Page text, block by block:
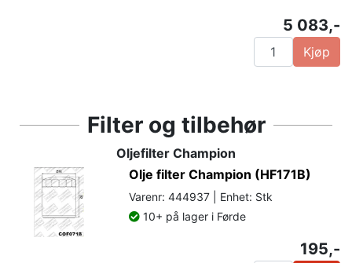
5 083,-
Kjøp
Filter og tilbehør
Oljefilter Champion
Olje filter Champion (HF171B)
Varenr: 444937 | Enhet: Stk
10+ på lager i Førde
195,-